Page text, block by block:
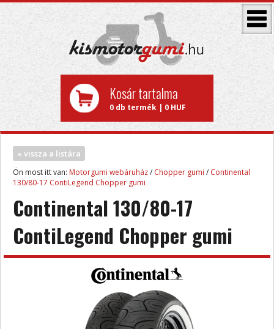
Kosár tartalma
0 db termék | 0 HUF
« vissza a listára
Ön most itt van: Motorgumi webáruház/ Chopper gumi / Continental
130/80-17 ContiLegend Chopper gumi
Continental 130/80-17
ContiLegend Chopper gumi